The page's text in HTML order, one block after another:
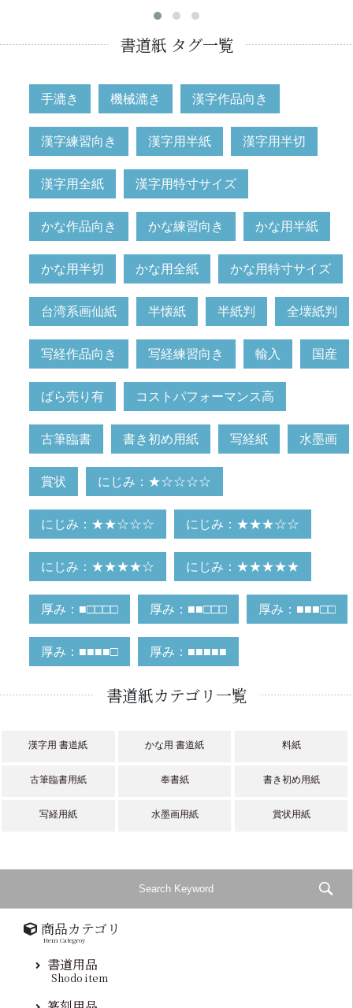
書道紙 タグ一覧
手漉き 機械漉き 漢字作品向き
漢字練習向き 漢字用半紙 漢字用半切
漢字用全紙 漢字用特寸サイズ
かな作品向き かな練習向き かな用半紙
かな用半切 かな用全紙 かな用特寸サイズ
台湾系画仙紙 半懐紙 半紙判 全壊紙判
写経作品向き 写経練習向き 輸入 国産
ばら売り有 コストパフォーマンス高
古筆臨書 書き初め用紙 写経紙 水墨画
賞状 にじみ：★☆☆☆☆
にじみ：★★☆☆☆ にじみ：★★★☆☆
にじみ：★★★★☆ にじみ：★★★★★
厚み：■□□□□ 厚み：■■□□□ 厚み：■■■□□
厚み：■■■■□ 厚み：■■■■■
書道紙カテゴリ一覧
漢字用 書道紙 かな用 書道紙 料紙
古筆臨書用紙 奉書紙 書き初め用紙
写経用紙 水墨画用紙 賞状用紙
商品カテゴリ
Item Categroy
書道用品
Shodo item